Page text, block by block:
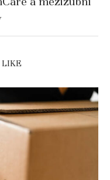
LIKE